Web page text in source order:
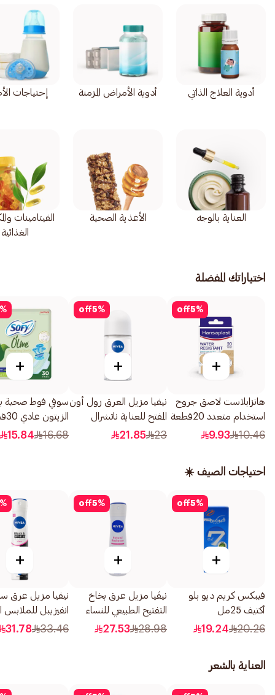
أدوية العلاج الذاتي أدوية الأمراض المزمنة إحتياجات
العناية بالوجه الأغذية الصحية
الفيتامينات
الغذائية
اختياراتك المفضلة
5%
off
+
هانزابلاست لاصق جروح
استخدام متعدد 20قطعة
10.46
9.93
5%
off
+
نيفيا مزيل العرق رول أون
المفتح للعناية ناتشرال
فيرنس للبشرة 50مل
23
21.85
%
+
سوفي فوط صحية
الزيتون عادي 30قطعة
16.68
15.84
احتياجات الصيف ☀️
5%
off
+
فيبكس كريم ديو بلو
أكتيف 25مل
20.26
19.24
5%
off
+
نيڤيا مزيل عرق بخاخ
التفتيح الطبيعي للنساء
150مل
28.98
27.53
%
+
نيفيا مزيل عرق
انفيزيبل للملابس
والبيضاء كلير
33.46
31.78
العناية بالشعر